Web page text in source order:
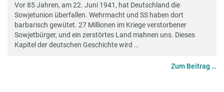
Vor 85 Jahren, am 22. Juni 1941, hat Deutschland die
Sowjetunion überfallen. Wehrmacht und SS haben dort
barbarisch gewütet. 27 Millionen im Kriege verstorbener
Sowjetbürger, und ein zerstörtes Land mahnen uns. Dieses
Kapitel der deutschen Geschichte wird …
Zum Beitrag …